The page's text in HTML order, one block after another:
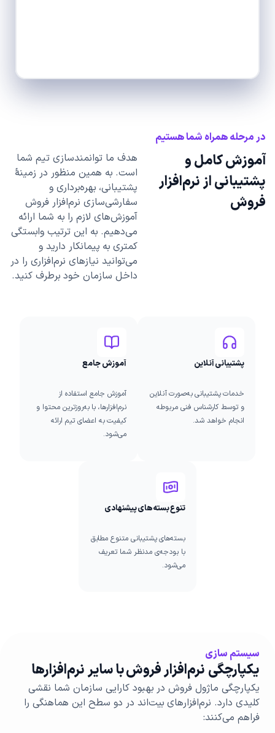
در مرحله همراه شما هستیم
آموزش کامل و
پشتیبانی از نرم‌افزار
فروش
هدف ما توانمندسازی تیم شما
است. به همین منظور در زمینۀ
پشتیبانی، بهره‌برداری و
سفارشی‌سازی نرم‌افزار فروش
آموزش‌های لازم را به شما ارائه
می‌دهیم. به این ترتیب وابستگی
کمتری به پیمانکار دارید و
می‌توانید نیازهای نرم‌افزاری را در
داخل سازمان خود برطرف کنید.
پشتیبانی آنلاین
خدمات پشتیبانی به‌صورت آنلاین
و توسط کارشناس فنی مربوطه
انجام خواهد شد.
آموزش جامع
آموزش جامع استفاده از
نرم‌افزارها، با به‌روزترین محتوا و
کیفیت به اعضای تیم ارائه
می‌شود.
تنوع بسته‌های پیشنهادی
بسته‌های پشتیبانی متنوع مطابق
با بودجه‌ی مدنظر شما تعریف
می‌شود.
سیستم سازی
یکپارچگی نرم‌افزار فروش با سایر نرم‌افزارها
یکپارچگی ماژول فروش در بهبود کارایی سازمان‌ شما نقشی
کلیدی دارد. نرم‌افزارهای بیت‌اند در دو سطح این هماهنگی را
فراهم می‌کنند: